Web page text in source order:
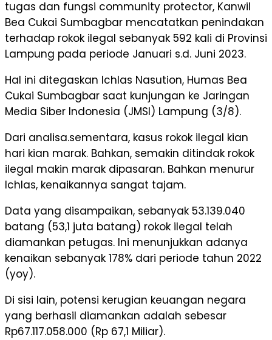
tugas dan fungsi community protector, Kanwil
Bea Cukai Sumbagbar mencatatkan penindakan
terhadap rokok ilegal sebanyak 592 kali di Provinsi
Lampung pada periode Januari s.d. Juni 2023.
Hal ini ditegaskan Ichlas Nasution, Humas Bea
Cukai Sumbagbar saat kunjungan ke Jaringan
Media Siber Indonesia (JMSI) Lampung (3/8).
Dari analisa.sementara, kasus rokok ilegal kian
hari kian marak. Bahkan, semakin ditindak rokok
ilegal makin marak dipasaran. Bahkan menurur
Ichlas, kenaikannya sangat tajam.
Data yang disampaikan, sebanyak 53.139.040
batang (53,1 juta batang) rokok ilegal telah
diamankan petugas. Ini menunjukkan adanya
kenaikan sebanyak 178% dari periode tahun 2022
(yoy).
Di sisi lain, potensi kerugian keuangan negara
yang berhasil diamankan adalah sebesar
Rp67.117.058.000 (Rp 67,1 Miliar).